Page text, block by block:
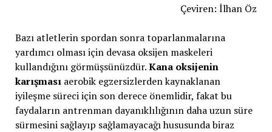
Çeviren: İlhan Öz
Bazı atletlerin spordan sonra toparlanmalarına
yardımcı olması için devasa oksijen maskeleri
kullandığını görmüşsünüzdür.Kana oksijenin
karışmasıaerobik egzersizlerden kaynaklanan
iyileşme süreci için son derece önemlidir, fakat bu
faydaların antrenman dayanıklılığının daha uzun süre
sürmesini sağlayıp sağlamayacağı hususunda biraz